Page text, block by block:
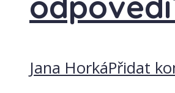
Jana HorkáPřidat